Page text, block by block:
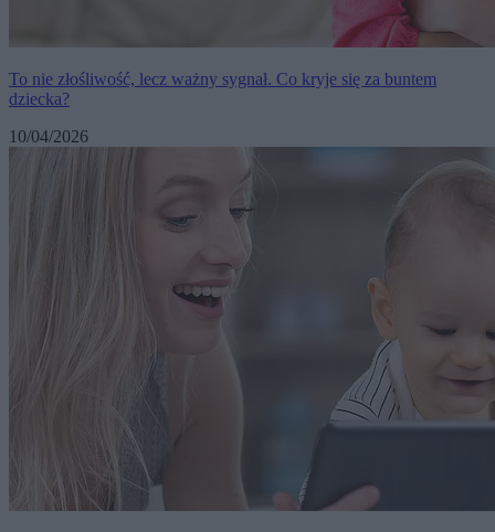
To nie złośliwość, lecz ważny sygnał. Co kryje się za buntem
dziecka?
10/04/2026